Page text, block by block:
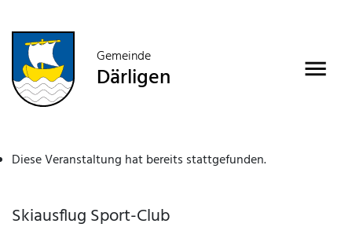
Gemeinde
Därligen
Diese Veranstaltung hat bereits stattgefunden.
Skiausflug Sport-Club